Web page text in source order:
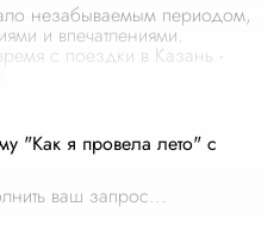
незабываемым периодом,
и впечатлениями.
с поездки в Казань -
"Как я провела лето" с
ваш запрос...